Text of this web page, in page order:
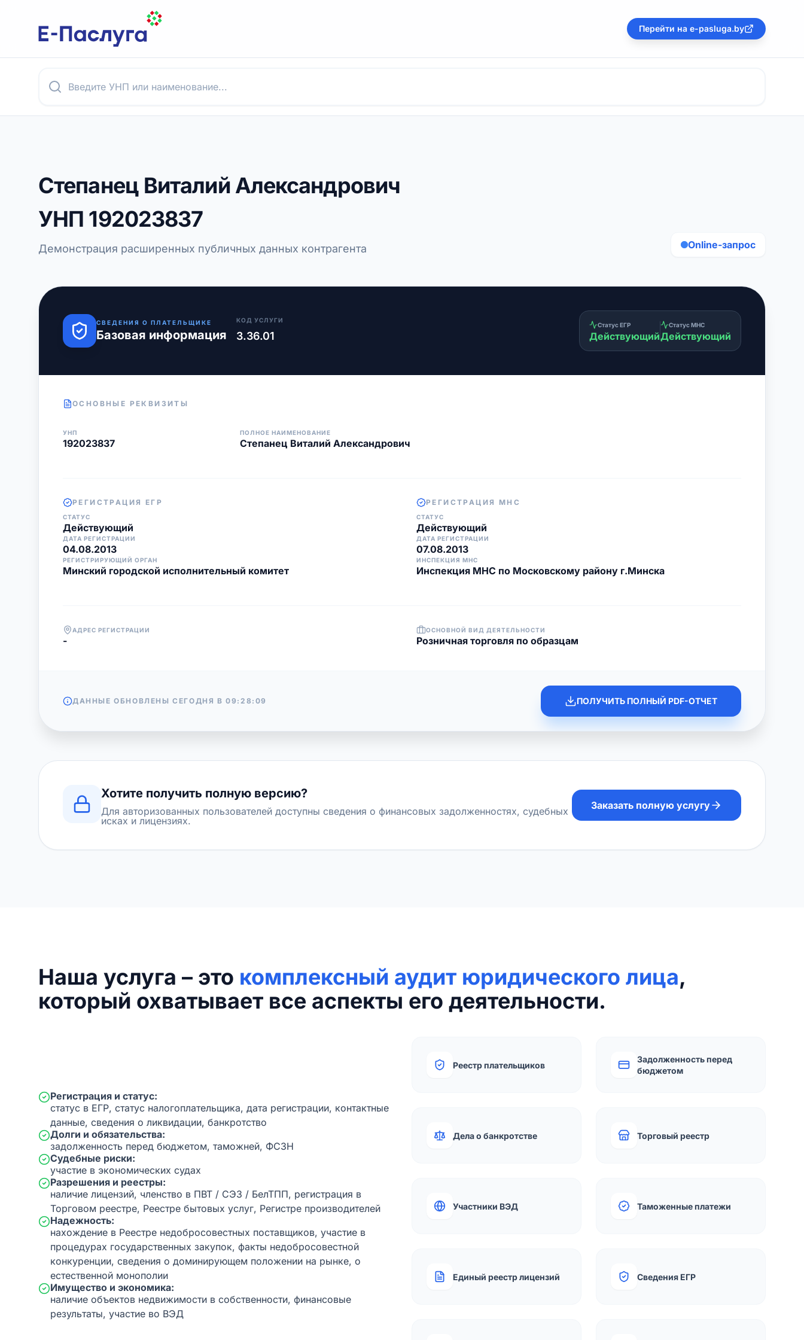
Перейти на e-pasluga.by
Степанец Виталий Александрович
УНП 192023837
Демонстрация расширенных публичных данных контрагента Online-запрос
СВЕДЕНИЯ О ПЛАТЕЛЬЩИКЕ
Базовая информация
КОД УСЛУГИ
3.36.01
Статус ЕГР
Действующий
Статус МНС
Действующий
ОСНОВНЫЕ РЕКВИЗИТЫ
УНП
192023837
ПОЛНОЕ НАИМЕНОВАНИЕ
Степанец Виталий Александрович
РЕГИСТРАЦИЯ ЕГР
СТАТУС
Действующий
ДАТА РЕГИСТРАЦИИ
04.08.2013
РЕГИСТРИРУЮЩИЙ ОРГАН
Минский городской исполнительный комитет
РЕГИСТРАЦИЯ МНС
СТАТУС
Действующий
ДАТА РЕГИСТРАЦИИ
07.08.2013
ИНСПЕКЦИЯ МНС
Инспекция МНС по Московскому району г.Минска
АДРЕС РЕГИСТРАЦИИ
-
ОСНОВНОЙ ВИД ДЕЯТЕЛЬНОСТИ
Розничная торговля по образцам
ДАННЫЕ ОБНОВЛЕНЫ СЕГОДНЯ В09:28:09 ПОЛУЧИТЬ ПОЛНЫЙ PDF-ОТЧЕТ
Хотите получить полную версию?
Для авторизованных пользователей доступны сведения о финансовых задолженностях, судебных
исках и лицензиях.
Заказать полную услугу
Наша услуга – это комплексный аудит юридического лица,
который охватывает все аспекты его деятельности.
Регистрация и статус:
статус в ЕГР, статус налогоплательщика, дата регистрации, контактные
данные, сведения о ликвидации, банкротство
Долги и обязательства:
задолженность перед бюджетом, таможней, ФСЗН
Судебные риски:
участие в экономических судах
Разрешения и реестры:
наличие лицензий, членство в ПВТ / СЭЗ / БелТПП, регистрация в
Торговом реестре, Реестре бытовых услуг, Регистре производителей
Надежность:
нахождение в Реестре недобросовестных поставщиков, участие в
процедурах государственных закупок, факты недобросовестной
конкуренции, сведения о доминирующем положении на рынке, о
естественной монополии
Имущество и экономика:
наличие объектов недвижимости в собственности, финансовые
результаты, участие во ВЭД
Реестр плательщиков
Задолженность перед
бюджетом
Дела о банкротстве Торговый реестр
Участники ВЭД Таможенные платежи
Единый реестр лицензий Сведения ЕГР